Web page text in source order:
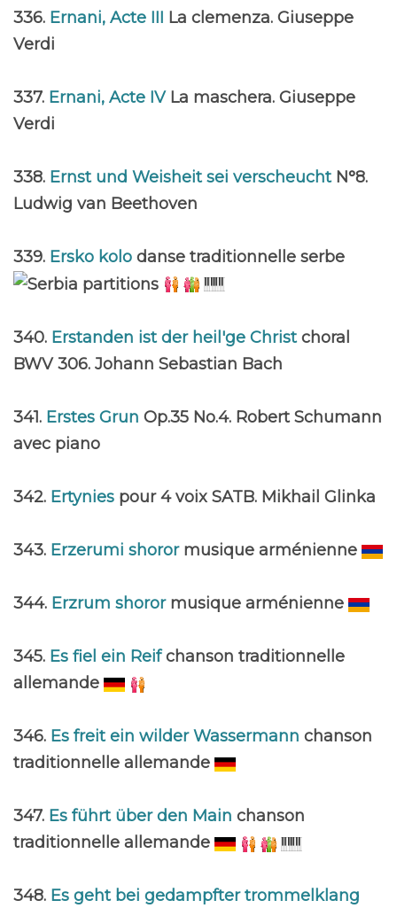
336. Ernani, Acte III La clemenza. Giuseppe
Verdi
337. Ernani, Acte IV La maschera. Giuseppe
Verdi
338. Ernst und Weisheit sei verscheucht N°8.
Ludwig van Beethoven
339. Ersko kolo danse traditionnelle serbe
340. Erstanden ist der heil'ge Christchoral
BWV 306. Johann Sebastian Bach
341. Erstes Grun Op.35 No.4. Robert Schumann
avec piano
342. Ertynies pour 4 voix SATB. Mikhail Glinka
343. Erzerumi shoror musique arménienne
344. Erzrum shoror musique arménienne
345. Es fiel ein Reifchanson traditionnelle
allemande
346. Es freit ein wilder Wassermann chanson
traditionnelle allemande
347. Es führt über den Main chanson
traditionnelle allemande
348. Es geht bei gedampfter trommelklang